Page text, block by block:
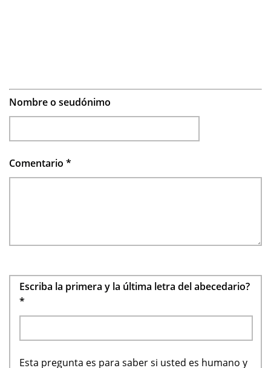
Nombre o seudónimo
Comentario *
Escriba la primera y la última letra del abecedario?
*
Esta pregunta es para saber si usted es humano y